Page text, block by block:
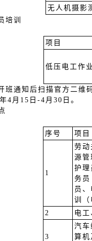
无人机摄影
培训
项目
低压电工作业
班通知后扫描官方二维
4月15日-4月30日。
序号
项目
1
劳动
源管
护理
务员
员
训（
2 电工
3
汽车
算机